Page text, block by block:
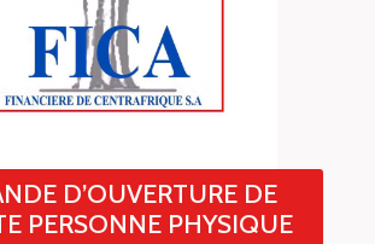
D’OUVERTURE DE
PERSONNE PHYSIQUE